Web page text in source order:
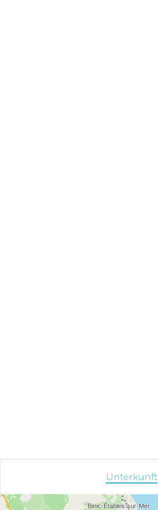
Unterkunft